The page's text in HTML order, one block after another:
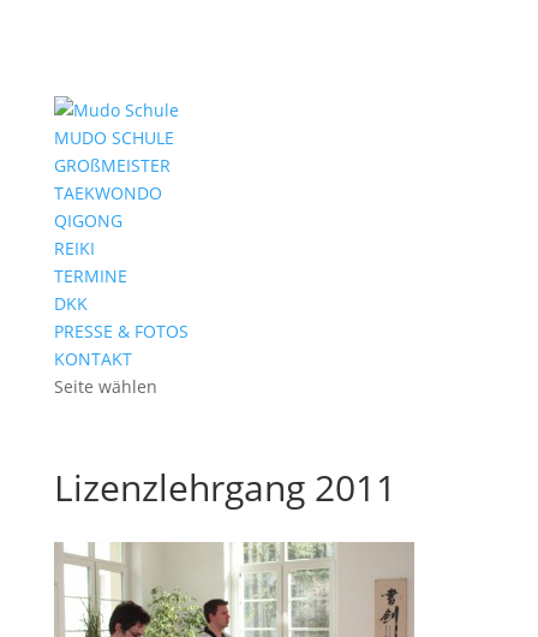
MUDO SCHULE
GROßMEISTER
TAEKWONDO
QIGONG
REIKI
TERMINE
DKK
PRESSE & FOTOS
KONTAKT
Seite wählen
Lizenzlehrgang 2011